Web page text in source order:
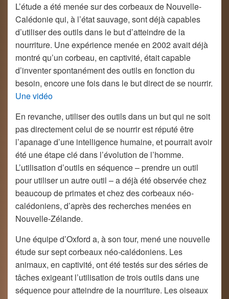
L’étude a été menée sur des corbeaux de Nouvelle-
Calédonie qui, à l’état sauvage, sont déjà capables
d’utiliser des outils dans le but d’atteindre de la
nourriture. Une expérience menée en 2002 avait déjà
montré qu’un corbeau, en captivité, était capable
d’inventer spontanément des outils en fonction du
besoin, encore une fois dans le but direct de se nourrir.
Une vidéo
En revanche, utiliser des outils dans un but qui ne soit
pas directement celui de se nourrir est réputé être
l’apanage d’une intelligence humaine, et pourrait avoir
été une étape clé dans l’évolution de l’homme.
L’utilisation d’outils en séquence – prendre un outil
pour utiliser un autre outil – a déjà été observée chez
beaucoup de primates et chez des corbeaux néo-
calédoniens, d’après des recherches menées en
Nouvelle-Zélande.
Une équipe d’Oxford a, à son tour, mené une nouvelle
étude sur sept corbeaux néo-calédoniens. Les
animaux, en captivité, ont été testés sur des séries de
tâches exigeant l’utilisation de trois outils dans une
séquence pour atteindre de la nourriture. Les oiseaux